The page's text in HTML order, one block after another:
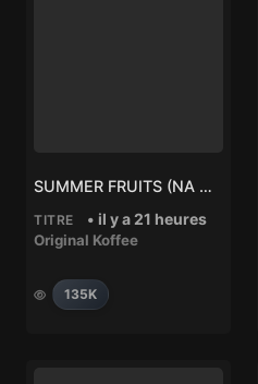
SUMMER FRUITS (NA NA) – Original Koffee
TITRE • il y a 21 heures
Original Koffee
135K